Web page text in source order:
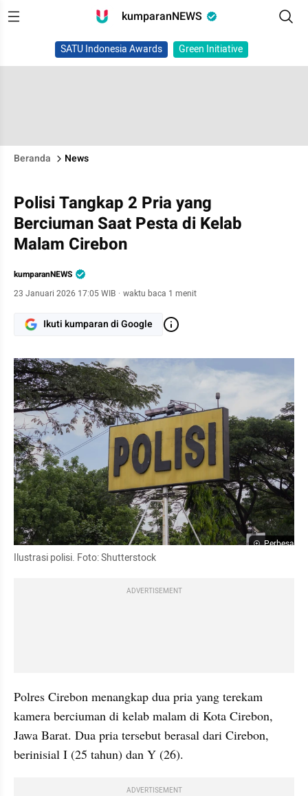
kumparanNEWS
SATU Indonesia Awards Green Initiative
Beranda News
Polisi Tangkap 2 Pria yang
Berciuman Saat Pesta di Kelab
Malam Cirebon
kumparanNEWS
23 Januari 2026 17:05 WIB · waktu baca 1 menit
Ikuti kumparan di Google
Perbesar
Ilustrasi polisi. Foto: Shutterstock
ADVERTISEMENT
Polres Cirebon menangkap dua pria yang terekam
kamera berciuman di kelab malam di Kota Cirebon,
Jawa Barat. Dua pria tersebut berasal dari Cirebon,
berinisial I (25 tahun) dan Y (26).
ADVERTISEMENT